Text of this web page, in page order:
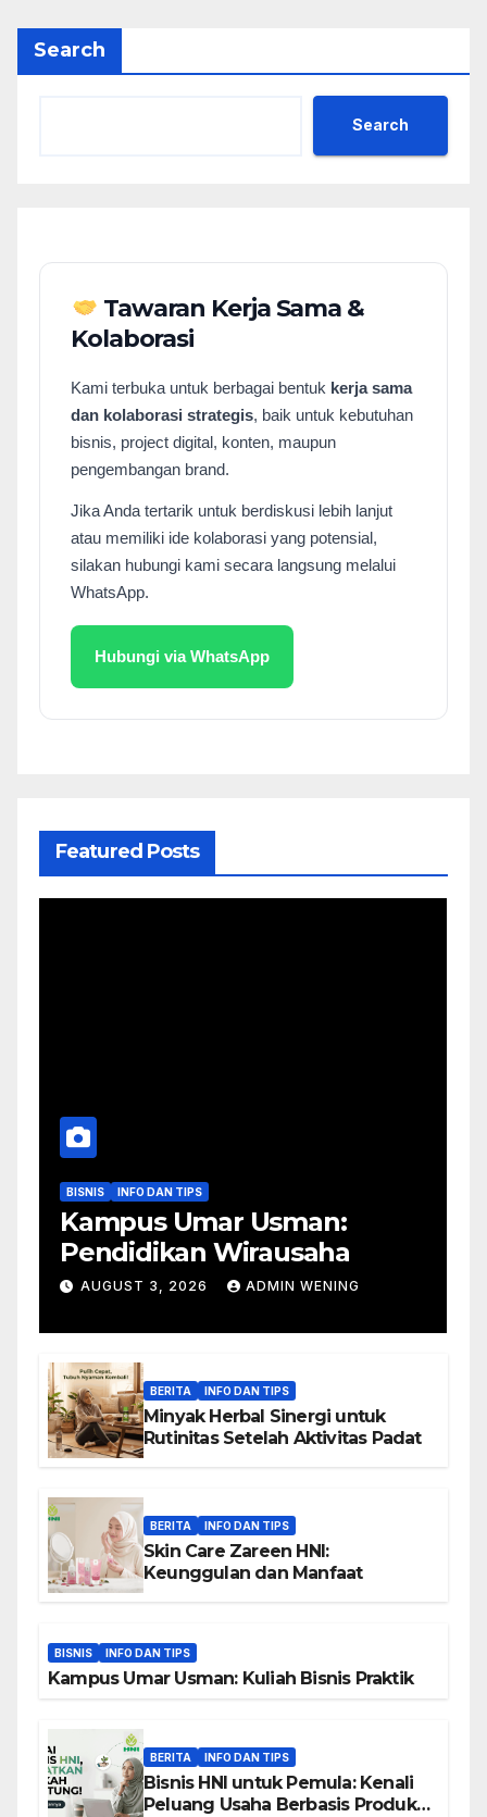
Search
Search
Tawaran Kerja Sama &
Kolaborasi
Kami terbuka untuk berbagai bentuk kerja sama
dan kolaborasi strategis, baik untuk kebutuhan
bisnis, project digital, konten, maupun
pengembangan brand.
Jika Anda tertarik untuk berdiskusi lebih lanjut
atau memiliki ide kolaborasi yang potensial,
silakan hubungi kami secara langsung melalui
WhatsApp.
Hubungi via WhatsApp
Featured Posts
BISNIS INFO DAN TIPS
Kampus Umar Usman:
Pendidikan Wirausaha
AUGUST 3, 2026 ADMIN WENING
BERITA INFO DAN TIPS
Minyak Herbal Sinergi untuk
Rutinitas Setelah Aktivitas Padat
BERITA INFO DAN TIPS
Skin Care Zareen HNI:
Keunggulan dan Manfaat
BISNIS INFO DAN TIPS
Kampus Umar Usman: Kuliah Bisnis Praktik
BERITA INFO DAN TIPS
Bisnis HNI untuk Pemula: Kenali
Peluang Usaha Berbasis Produk,